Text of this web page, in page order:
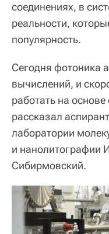
соединениях, в
реальности,
популярность.
Сегодня фотоника
вычислений, и
работать на
рассказал
лаборатории
и
Сибирмовский.